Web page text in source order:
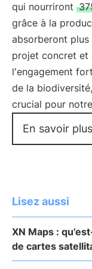
qui nourriront
grâce à la
absorberont plus
projet concret et
l'engagement
de la
crucial pour
En savoir plus
Lisez aussi
XN Maps :
de cartes